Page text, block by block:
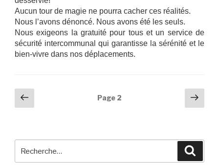
Aucun tour de magie ne pourra cacher ces réalités.
Nous l’avons dénoncé. Nous avons été les seuls.
Nous exigeons la gratuité pour tous et un service de
sécurité intercommunal qui garantisse la sérénité et le
bien-vivre dans nos déplacements.
Navigation
desprécédente
Page 2